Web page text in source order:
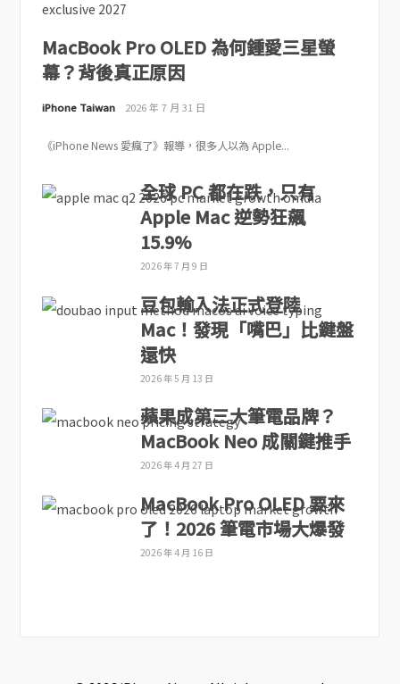
MacBook Pro OLED 為何鍾愛三星螢
幕？背後真正原因
iPhone Taiwan 2026 年 7 月 31 日
《iPhone News 愛瘋了》報導，很多人以為 Apple...
全球 PC 都在跌，只有
Apple Mac 逆勢狂飆
15.9%
2026 年 7 月 9 日
豆包輸入法正式登陸
Mac！發現「嘴巴」比鍵盤
還快
2026 年 5 月 13 日
蘋果成第三大筆電品牌？
MacBook Neo 成關鍵推手
2026 年 4 月 27 日
MacBook Pro OLED 要來
了！2026 筆電市場大爆發
2026 年 4 月 16 日